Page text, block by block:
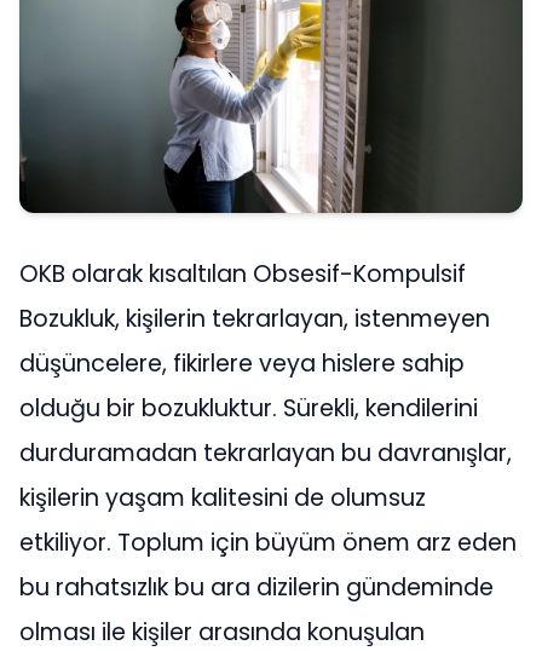
OKB olarak kısaltılan Obsesif-Kompulsif
Bozukluk, kişilerin tekrarlayan, istenmeyen
düşüncelere, fikirlere veya hislere sahip
olduğu bir bozukluktur. Sürekli, kendilerini
durduramadan tekrarlayan bu davranışlar,
kişilerin yaşam kalitesini de olumsuz
etkiliyor. Toplum için büyüm önem arz eden
bu rahatsızlık bu ara dizilerin gündeminde
olması ile kişiler arasında konuşulan